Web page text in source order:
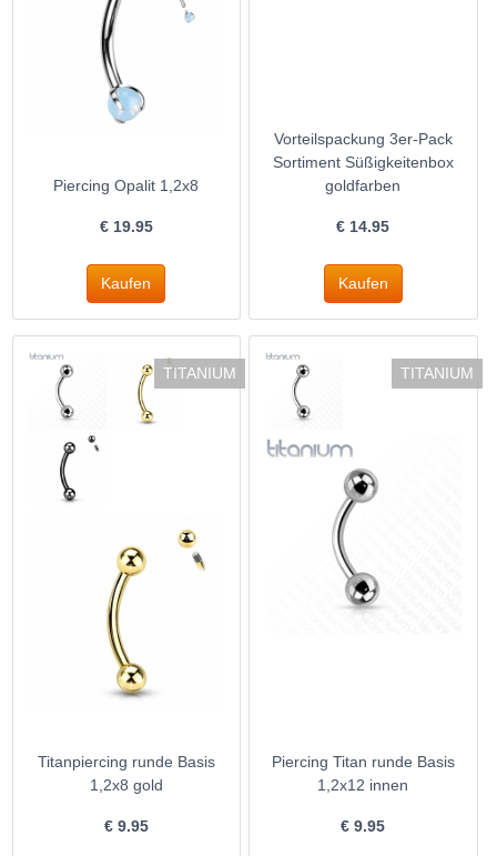
Piercing Opalit 1,2x8
€ 19.95
Vorteilspackung 3er-Pack
Sortiment Süßigkeitenbox
goldfarben
€ 14.95
TITANIUM
Titanpiercing runde Basis
1,2x8 gold
€ 9.95
TITANIUM
Piercing Titan runde Basis
1,2x12 innen
€9.95